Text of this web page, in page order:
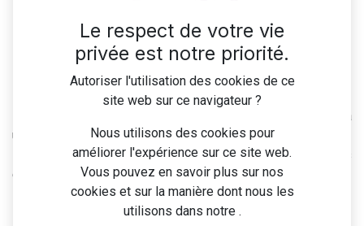
Formez-vous à la comptabilité
Odoo !
Pendant cette formation intensive, vous apprendrez à
utiliser Odoo pour gérer efficacementles flux comptables
essentiels. Vous explorerez les fonctionnalités avancées
d'Odoo, telles que lesétats comptables, lestableaux de
et lagestion des budgets.
Le respect de votre vie
privée est notre priorité.
Autoriser l'utilisation des cookies de ce
site web sur ce navigateur ?
Nous utilisons des cookies pour
améliorer l'expérience sur ce site web.
Vous pouvez en savoir plus sur nos
cookies et sur la manière dont nous les
utilisons dans notre .